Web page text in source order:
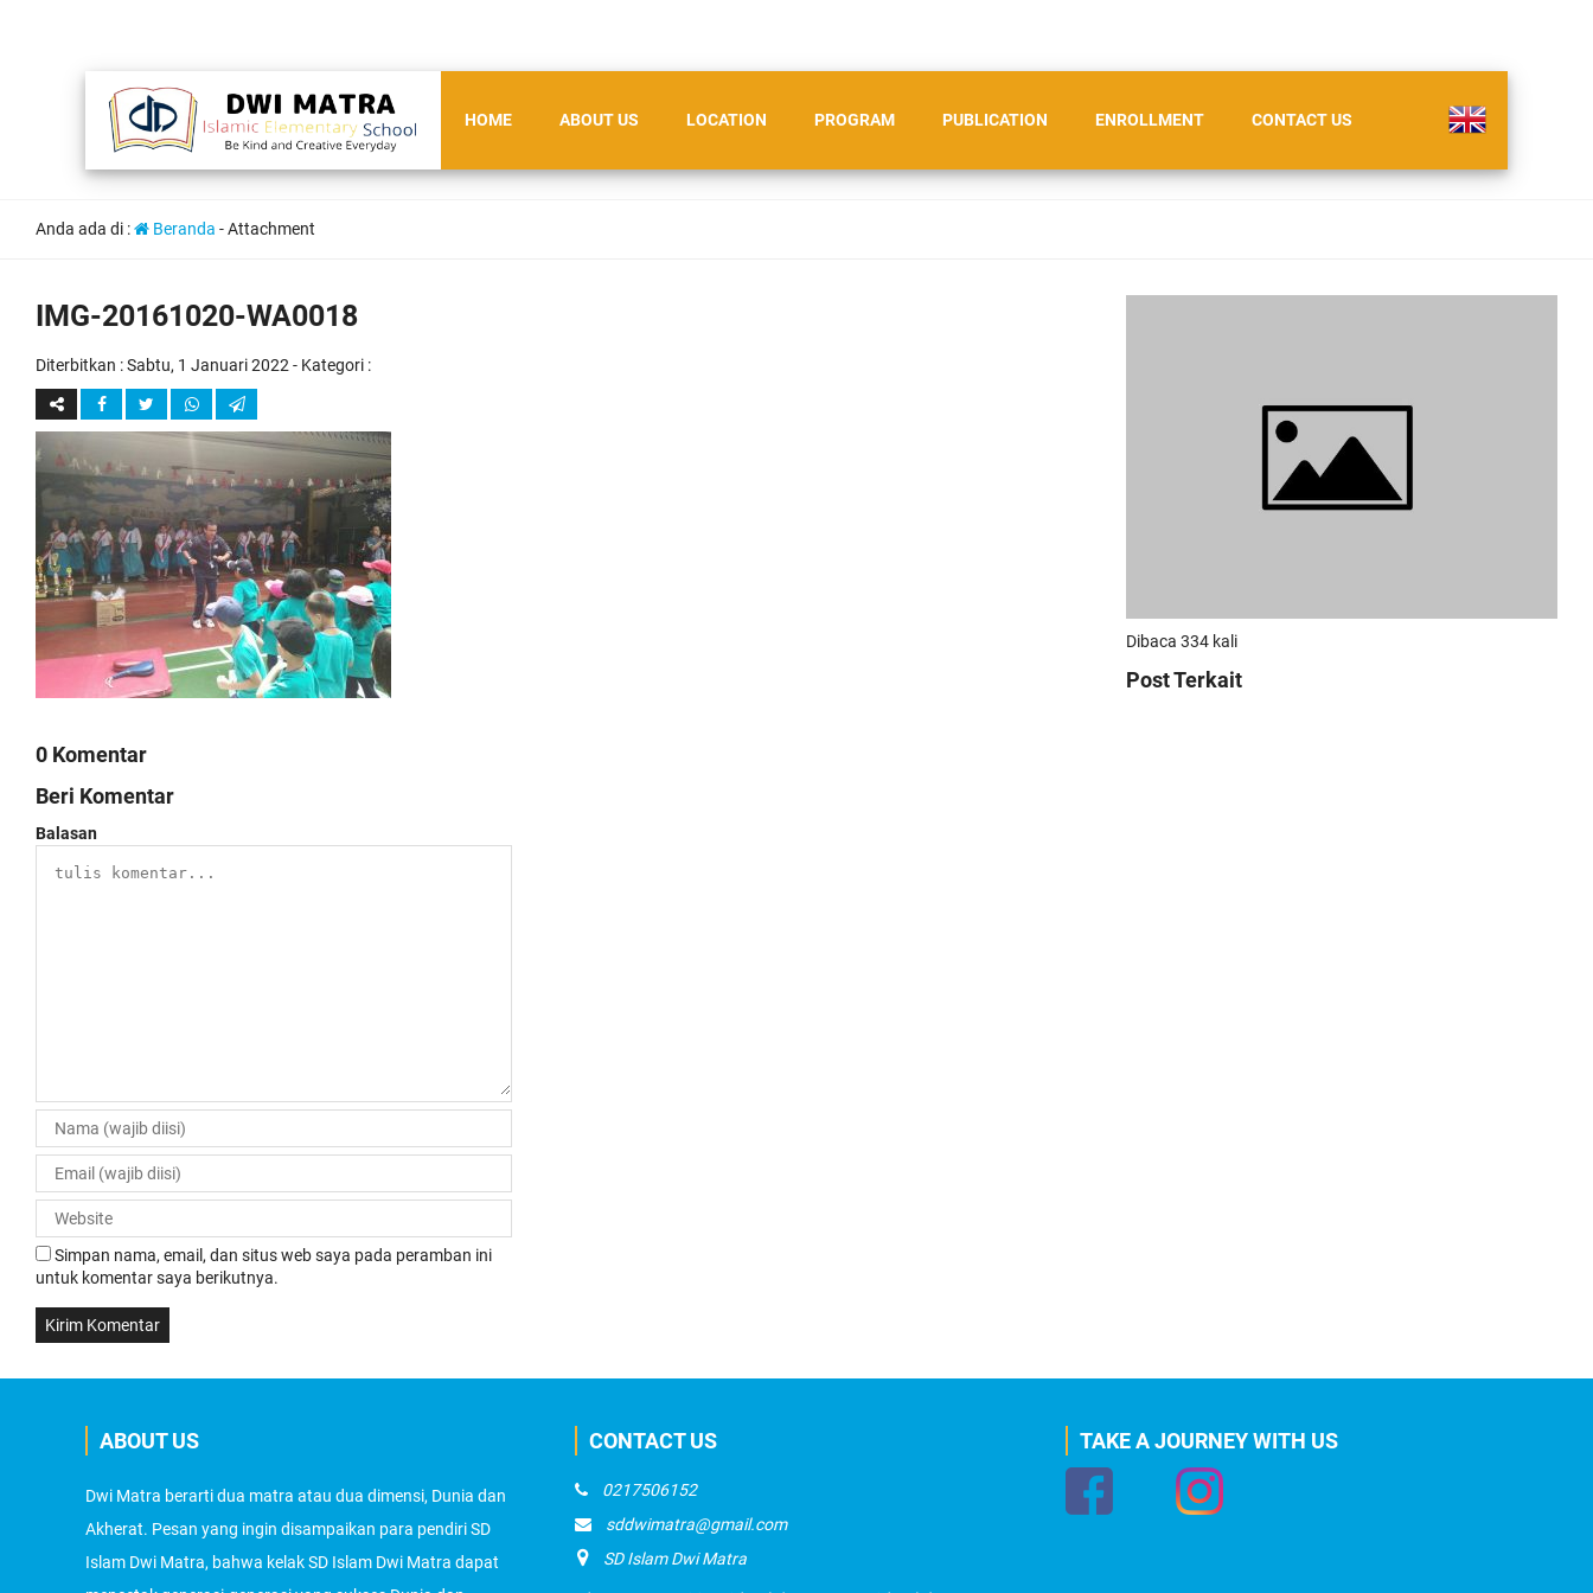
HOME ABOUT US LOCATION PROGRAM PUBLICATION ENROLLMENT CONTACT US
Anda ada di : Beranda - Attachment
IMG-20161020-WA0018
Diterbitkan :Sabtu, 1 Januari 2022 - Kategori :
0 Komentar
Beri Komentar
Balasan
Simpan nama, email, dan situs web saya pada peramban ini
untuk komentar saya berikutnya.
Dibaca 334 kali
Post Terkait
ABOUT US
Dwi Matra berarti dua matra atau dua dimensi, Dunia dan
Akherat. Pesan yang ingin disampaikan para pendiri SD
Islam Dwi Matra, bahwa kelak SD Islam Dwi Matra dapat
CONTACT US
0217506152
sddwimatra@gmail.com
SD Islam Dwi Matra
TAKE A JOURNEY WITH US